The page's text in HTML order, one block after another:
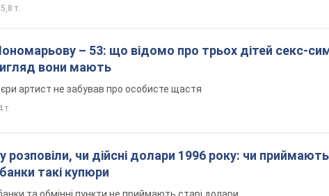
т.
– 53: що відомо про трьох дітей секс-
вони мають
артист не забував про особисте щастя
т.
розповіли, чи дійсні долари 1996 року: чи приймають
такі купюри